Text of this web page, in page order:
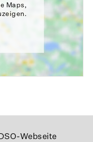
Maps,
Webseite